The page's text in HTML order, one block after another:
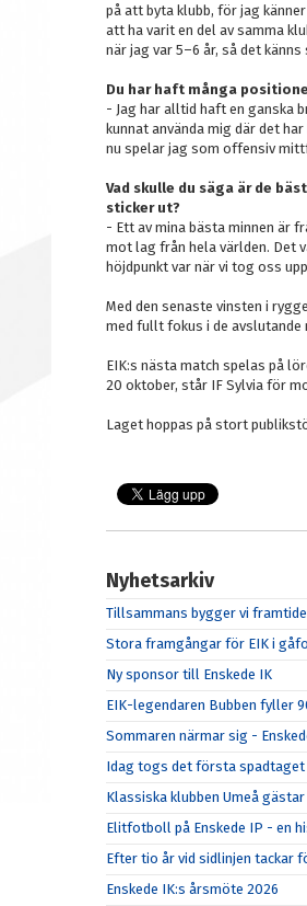
på att byta klubb, för jag
att ha varit en del av samma
när jag var 5–6 år, så det
Du har haft många
- Jag har alltid haft en ganska
kunnat använda mig där det
nu spelar jag som offensiv
Vad skulle du säga är de
sticker ut?
- Ett av mina bästa minnen är
mot lag från hela världen. Det
höjdpunkt var när vi tog oss
Med den senaste vinsten i
med fullt fokus i de avslutande
EIK:s nästa match spelas på
20 oktober, står IF Sylvia för
Laget hoppas på stort
Nyhetsarkiv
Tillsammans bygger vi
Stora framgångar för EIK i
Ny sponsor till Enskede IK
EIK-legendaren Bubben fyller
Sommaren närmar sig -
Idag togs det första spadtaget
Klassiska klubben Umeå
Elitfotboll på Enskede IP - en
Efter tio år vid sidlinjen tackar
Enskede IK:s årsmöte 2026